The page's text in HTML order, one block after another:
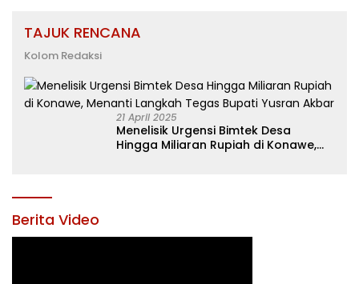
TAJUK RENCANA
Kolom Redaksi
21 April 2025
Menelisik Urgensi Bimtek Desa
Hingga Miliaran Rupiah di Konawe,
Berita Video